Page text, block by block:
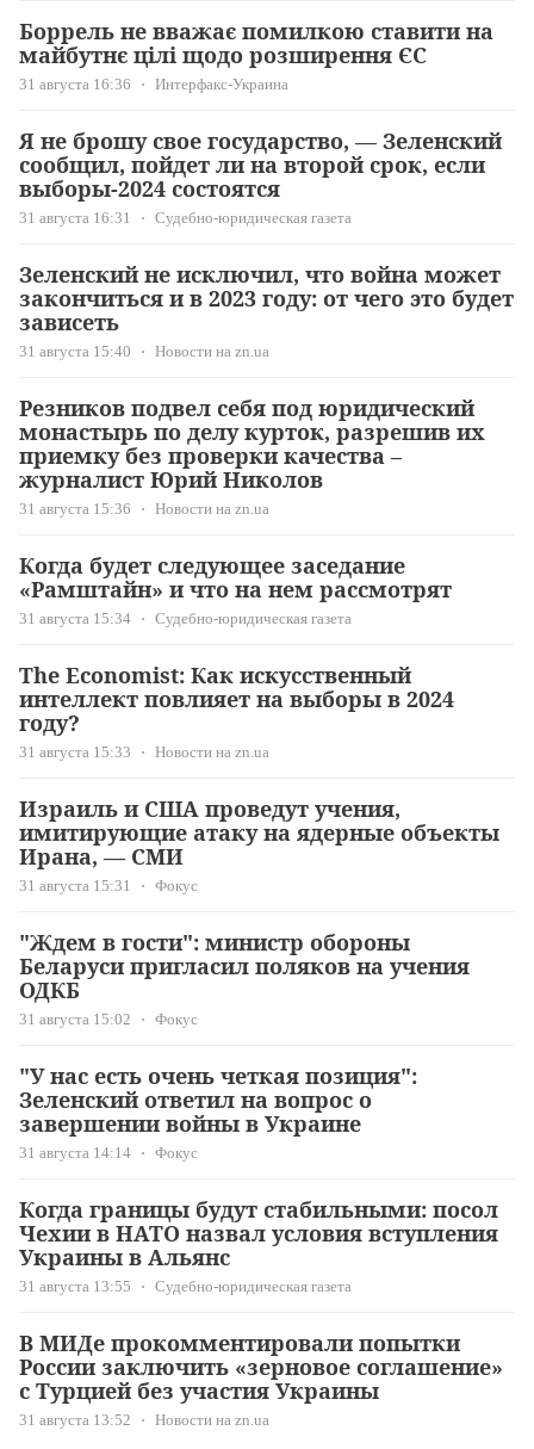
Боррель не вважає помилкою ставити на
майбутнє цілі щодо розширення ЄС
31 августа 16:36 Интерфакс-Украина
Я не брошу свое государство, — Зеленский
сообщил, пойдет ли на второй срок, если
выборы-2024 состоятся
31 августа 16:31 Судебно-юридическая газета
Зеленский не исключил, что война может
закончиться и в 2023 году: от чего это будет
зависеть
31 августа 15:40 Новости на zn.ua
Резников подвел себя под юридический
монастырь по делу курток, разрешив их
приемку без проверки качества –
журналист Юрий Николов
31 августа 15:36 Новости на zn.ua
Когда будет следующее заседание
«Рамштайн» и что на нем рассмотрят
31 августа 15:34 Судебно-юридическая газета
The Economist: Как искусственный
интеллект повлияет на выборы в 2024
году?
31 августа 15:33 Новости на zn.ua
Израиль и США проведут учения,
имитирующие атаку на ядерные объекты
Ирана, — СМИ
31 августа 15:31 Фокус
"Ждем в гости": министр обороны
Беларуси пригласил поляков на учения
ОДКБ
31 августа 15:02 Фокус
"У нас есть очень четкая позиция":
Зеленский ответил на вопрос о
завершении войны в Украине
31 августа 14:14 Фокус
Когда границы будут стабильными: посол
Чехии в НАТО назвал условия вступления
Украины в Альянс
31 августа 13:55 Судебно-юридическая газета
В МИДе прокомментировали попытки
России заключить «зерновое соглашение»
с Турцией без участия Украины
31 августа 13:52 Новости на zn.ua